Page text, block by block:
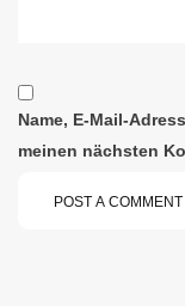
Name, E-Mail-
meinen nächsten
POST A COMMENT